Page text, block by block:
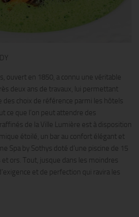
ouvert en 1850, a connu une véritable
deux ans de travaux, lui permettant
des choix de référence parmi les hôtels
ce que l’on peut attendre des
de la Ville Lumière est à disposition
étoilé, un bar au confort élégant et
Spa by Sothys doté d’une piscine de 15
ors. Tout, jusque dans les moindres
et de perfection qui ravira les